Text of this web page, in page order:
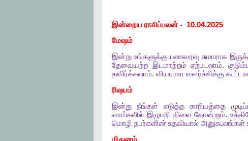
இன்றைய ராசிப்பலன்- 10.04.2025
மேஷம்
இன்று உங்களுக்கு பணவரவு சுமாராக
தேவையற்ற
இடமாற்றம் ஏற்படலாம்.
தவிர்க்கலாம். வியாபார வளர்ச்சிக்கு
ரிஷபம்
இன்று
நீங்கள் எடுத்த காரியத்தை
வாங்கலில் இழுபறி நிலை தோன்றும்.
மொழி நபர்களின் உதவியால் அனுகூலங்கள்
மிதுனம்